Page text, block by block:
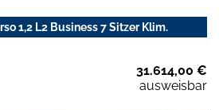
1,2 L2 Business 7 Sitzer Klim.
31.614,00 €
ausweisbar